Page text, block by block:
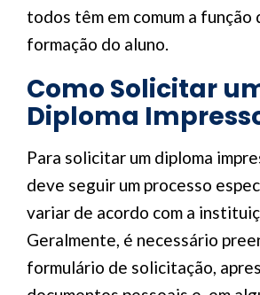
todos têm em comum a
formação do aluno.
Como Solicitar
Diploma
Para solicitar um diploma
deve seguir um processo
variar de acordo com a
Geralmente, é necessário
formulário de solicitação,